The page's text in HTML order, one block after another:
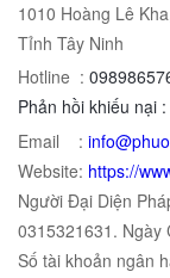
1010 Hoàng Lê
Tỉnh Tây Ninh
Hotline :
Phản hồi khiếu nại :
Email :
Website: https://
Người Đại Diện
0315321631. Ngày
Số tài khoản ngân